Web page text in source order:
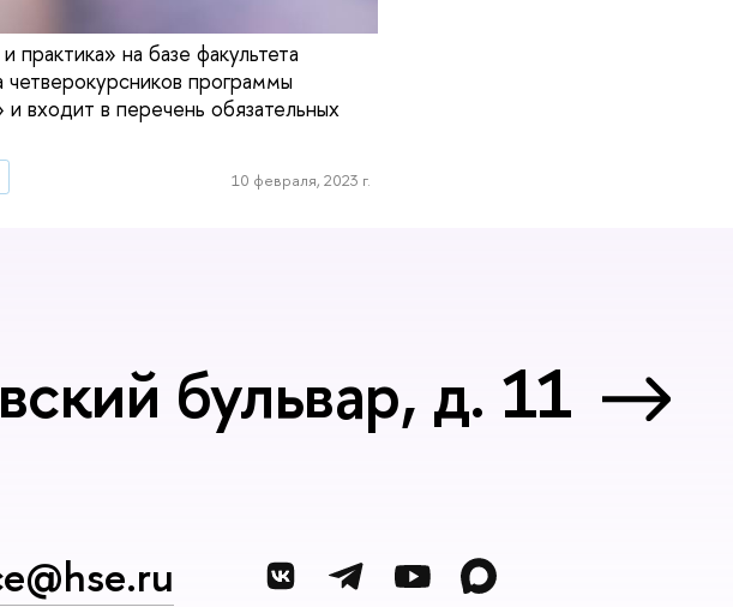
на базе факультета
программы
входит в перечень обязательных
10 февраля, 2023 г.
бульвар, д. 11